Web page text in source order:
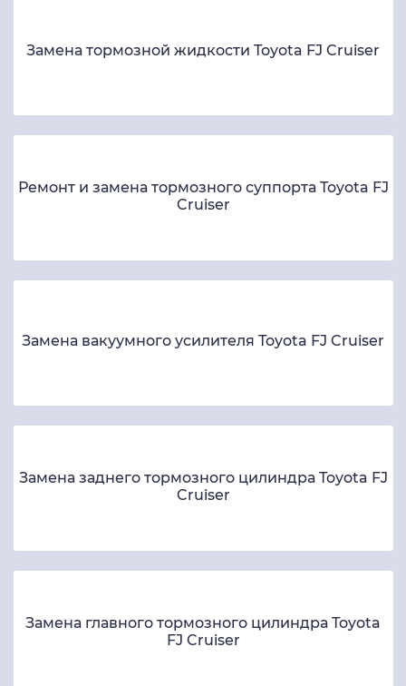
Замена тормозной жидкости Toyota FJ Cruiser
Ремонт и замена тормозного суппорта Toyota FJ
Cruiser
Замена вакуумного усилителя Toyota FJ Cruiser
Замена заднего тормозного цилиндра Toyota FJ
Cruiser
Замена главного тормозного цилиндра Toyota
FJ Cruiser